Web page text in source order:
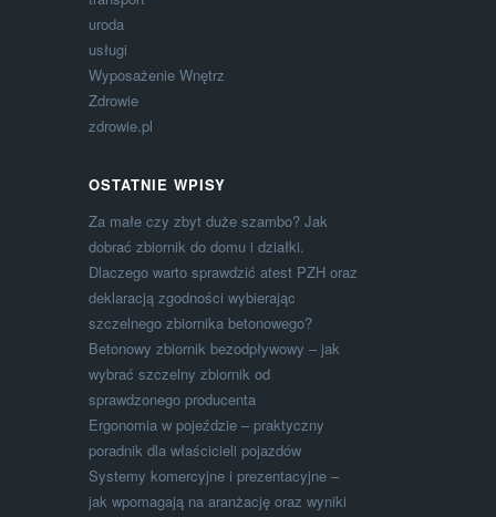
uroda
usługi
Wyposażenie Wnętrz
Zdrowie
zdrowie.pl
OSTATNIE WPISY
Za małe czy zbyt duże szambo? Jak
dobrać zbiornik do domu i działki.
Dlaczego warto sprawdzić atest PZH oraz
deklaracją zgodności wybierając
szczelnego zbiornika betonowego?
Betonowy zbiornik bezodpływowy – jak
wybrać szczelny zbiornik od
sprawdzonego producenta
Ergonomia w pojeździe – praktyczny
poradnik dla właścicieli pojazdów
Systemy komercyjne i prezentacyjne –
jak wpomagają na aranżację oraz wyniki